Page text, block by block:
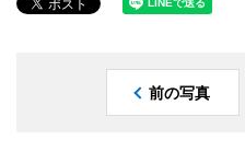
前の写真